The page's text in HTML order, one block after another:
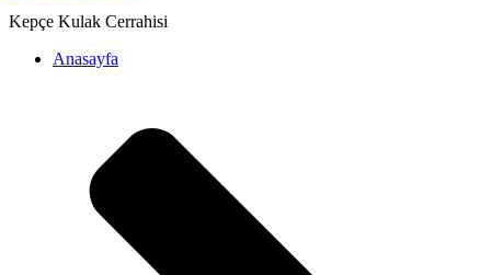
Kepçe Kulak Cerrahisi
Anasayfa